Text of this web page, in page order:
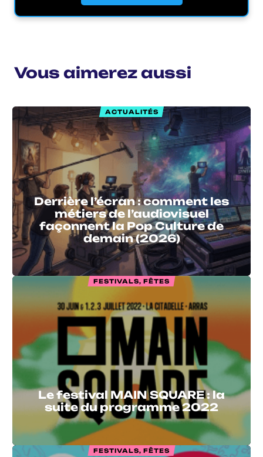
Vous aimerez aussi
ACTUALITÉS
Derrière l’écran : comment les
métiers de l’audiovisuel
façonnent la Pop Culture de
demain (2026)
FESTIVALS, FÊTES
Le festival MAIN SQUARE : la
suite du programme 2022
FESTIVALS, FÊTES